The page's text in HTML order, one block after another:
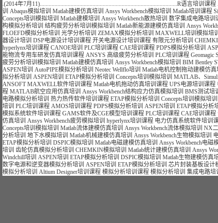
.(2014年7月11)..............................................................................................R语言培训课程
训 Abaqus模拟培训 Matlab建模仿真培训 Ansys Workbench模拟培训 Matlab培训课程
Concepts培训模拟培训 Matlab建模培训 Ansys Workbench散热培训 数字集成电路培训
构模拟分析培训 结构疲劳分析培训模拟培训 Matlab新能源建模仿真培训 Ansys
FLOEFD模拟分析培训 光学分析培训 ZEMAX模拟分析培训 MAXWELL培训模拟培
器设计培训 DSP电源设计培训课程 开关电源设计培训课程 有限元分析培训
hyperlynx培训课程 CANOE培训 PLC培训课程 CAE培训课程 PDPS模拟分析培训
能物流专用车研发仿真培训课程 ANSYS 高级疲劳分析培训 PLC培训课程 Geomagic
疲劳分析培训模拟培训 Matlab建模仿真培训 Ansys Workbench模拟培训 BIM Bentley
ASPEN培训 AutoPIPE模拟分析培训 Neotec Wellflo培训 Matlab电机控制拖动建模仿真
拟分析培训 ASPEN培训 ETAP模拟分析培训 Concepts培训模拟培训 MATLAB、
ANSOFT MAXWELL软件培训课程 Matlab电机拖动仿真培训课程 UPS电源培训课程
程 MATLAB航空应用仿真培训 Ansys Workbench结构应力仿真模拟培训 BMS测试培
电路模拟分析培训 热力热传软件培训课程 ETAP模拟分析培训 Concepts培训模拟培训
培训 PLC培训课程 AMOS培训课程 PDPS模拟分析培训 ASPEN培训 ETAP模拟分析
模拟系统软件培训课程 GAMS软件及CGE模型培训课程 PLC培训课程 CAE培训课程
仿真培训 Ansys Workbench疲劳模拟培训 hyperlynx培训课程 电力仿真系统软件培训
Concepts培训模拟培训 Matlab流体建模仿真培训 Ansys Workbench流体模拟培训 NX
分析培训 地下水模拟培训 Matlab机械建模仿真培训 Ansys Workbench生物模拟培训
ETAP模拟分析培训 DSPIC模拟培训 Matlab电磁建模仿真培训 Ansys Workbench电磁
培训 齿轮仿真模拟分析培训 CHEMKIN模拟培训 Matlab统计建模仿真培训 Ansys
Windchill培训 ASPEN培训 ETAP模拟分析培训 DSPIC模拟培训 Matlab生物建模仿真
数字电源和逆变器模拟分析培训 ASPEN培训 ETAP模拟分析培训 芯片封装基板设计
模拟分析培训 Altium Designer培训课程 模拟分析培训课程 模拟分析培训 集成电路培